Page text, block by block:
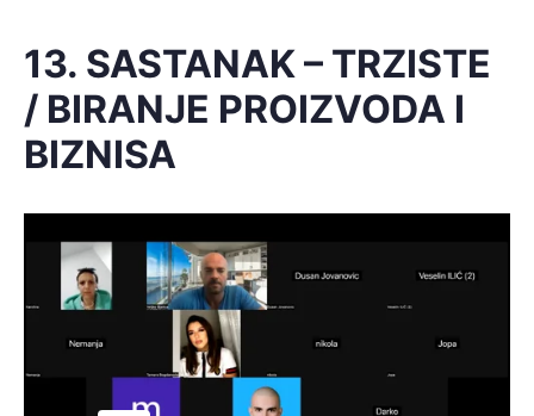
13. SASTANAK – TRZISTE
/ BIRANJE PROIZVODA I
BIZNISA